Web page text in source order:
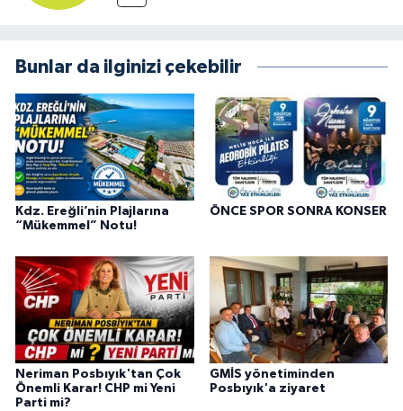
Bunlar da ilginizi çekebilir
Kdz. Ereğli’nin Plajlarına
“Mükemmel” Notu!
ÖNCE SPOR SONRA KONSER
Neriman Posbıyık'tan Çok
Önemli Karar! CHP mi Yeni
Parti mi?
GMİS yönetiminden
Posbıyık'a ziyaret